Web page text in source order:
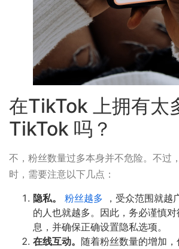
在TikTok 上拥有太
TikTok 吗？
不，粉丝数量过多本身并不危险。不过
时，需要注意以下几点：
隐私。 粉丝越多
，受众范围就越
的人也就越多。因此，务必谨慎
息，并确保正确设置隐私选项。
在线互动。 随着粉丝数量的增加